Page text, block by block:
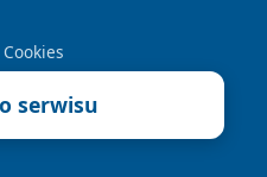
gmina
tarnowski - adresy,
otwarcia
serwisu